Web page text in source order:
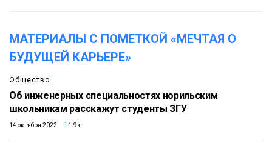
МАТЕРИАЛЫ С ПОМЕТКОЙ «МЕЧТАЯ О
БУДУЩЕЙ КАРЬЕРЕ»
Общество
Об инженерных специальностях норильским
школьникам расскажут студенты ЗГУ
14 октября 2022 1.9k